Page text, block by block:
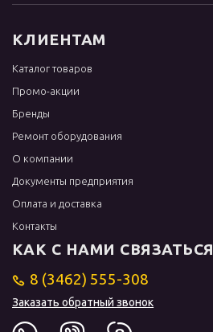
КЛИЕНТАМ
Каталог товаров
Промо-акции
Бренды
Ремонт оборудования
О компании
Документы предприятия
Оплата и доставка
Контакты
КАК С НАМИ СВЯЗАТЬСЯ
8 (3462) 555-308
Заказать обратный звонок